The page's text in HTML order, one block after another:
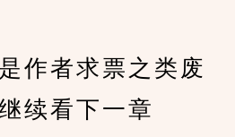
者求票之类废
续看下一章